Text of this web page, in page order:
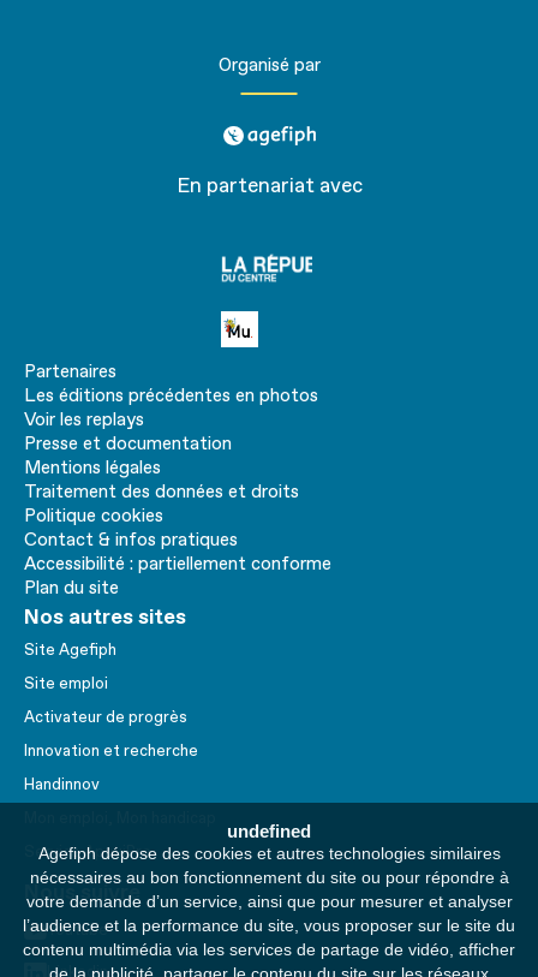
undefined
Agefiph dépose des cookies et autres technologies similaires
nécessaires au bon fonctionnement du site ou pour répondre à
votre demande d’un service, ainsi que pour mesurer et analyser
l’audience et la performance du site, vous proposer sur le site du
contenu multimédia via les services de partage de vidéo, afficher
Organisé par
agefiph
En partenariat avec
république
Petite MU
Partenaires
Les éditions précédentes en photos
Voir les replays
Presse et documentation
Mentions légales
Traitement des données et droits
Politique cookies
Contact & infos pratiques
Accessibilité : partiellement conforme
Plan du site
Nos autres sites
Site Agefiph
Site emploi
Activateur de progrès
Innovation et recherche
Handinnov
Service AppuiPro
Nous suivre
Youtube
Linkedin